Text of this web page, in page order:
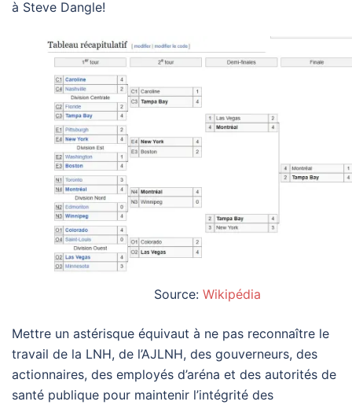
à Steve Dangle!
Source: Wikipédia
Mettre un astérisque équivaut à ne pas reconnaître le
travail de la LNH, de l’AJLNH, des gouverneurs, des
actionnaires, des employés d’aréna et des autorités de
santé publique pour maintenir l’intégrité des